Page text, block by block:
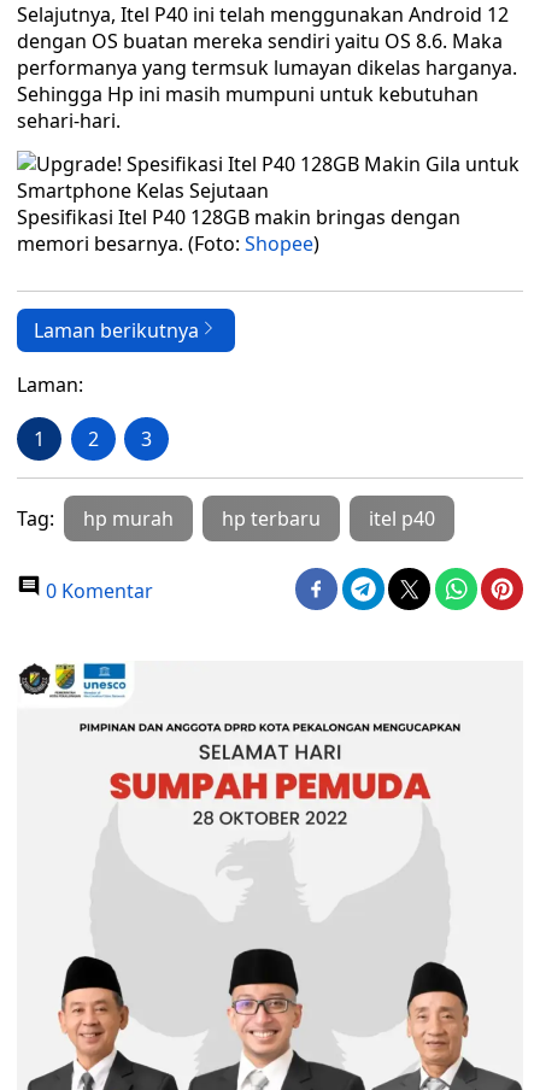
Selajutnya, Itel P40 ini telah menggunakan Android 12
dengan OS buatan mereka sendiri yaitu OS 8.6. Maka
performanya yang termsuk lumayan dikelas harganya.
Sehingga Hp ini masih mumpuni untuk kebutuhan
sehari-hari.
Spesifikasi Itel P40 128GB makin bringas dengan
memori besarnya. (Foto: Shopee)
Laman berikutnya
Laman:
1 2 3
Tag: hp murah hp terbaru itel p40
0 Komentar